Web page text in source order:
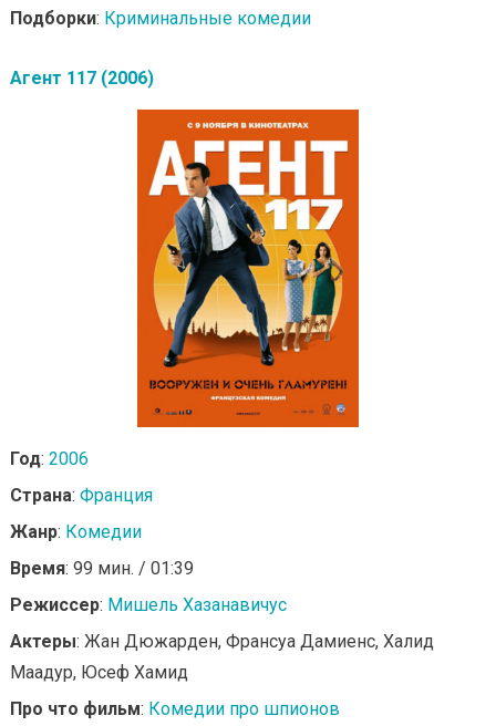
Подборки: Криминальные комедии
Агент 117 (2006)
Год: 2006
Страна: Франция
Жанр: Комедии
Время: 99 мин. / 01:39
Режиссер: Мишель Хазанавичус
Актеры: Жан Дюжарден, Франсуа Дамиенс, Халид
Маадур, Юсеф Хамид
Про что фильм: Комедии про шпионов